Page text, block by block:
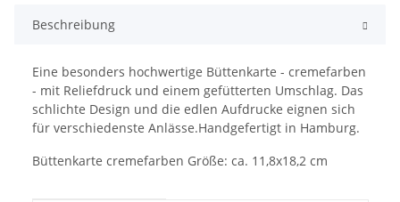
Beschreibung
Eine besonders hochwertige Büttenkarte - cremefarben
- mit Reliefdruck und einem gefütterten Umschlag. Das
schlichte Design und die edlen Aufdrucke eignen sich
für verschiedenste Anlässe.Handgefertigt in Hamburg.
Büttenkarte cremefarben Größe: ca. 11,8x18,2 cm